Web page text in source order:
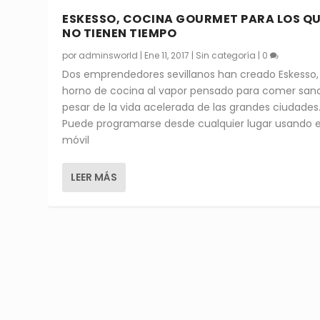
ESKESSO, COCINA GOURMET PARA LOS
NO TIENEN TIEMPO
por adminsworld | Ene 11, 2017 | Sin categoría | 0
Dos emprendedores sevillanos han creado Eskesso,
horno de cocina al vapor pensado para comer
pesar de la vida acelerada de las grandes ciudades.
Puede programarse desde cualquier lugar usando
móvil
LEER MÁS